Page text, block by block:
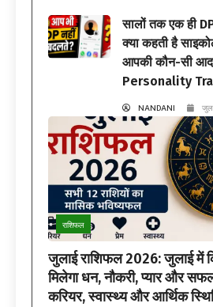
सालों तक एक ही
क्या कहती है
आपकी कौन-सी
Personality
NANDANI
राशिफल
जुलाई राशिफल 2026: जुलाई में
मिलेगा धन, नौकरी, प्यार और
करियर, स्वास्थ्य और आर्थिक